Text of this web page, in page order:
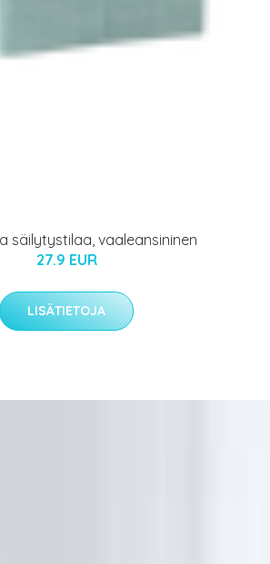
säilytystilaa, vaaleansininen
27.9 EUR
LISÄTIETOJA